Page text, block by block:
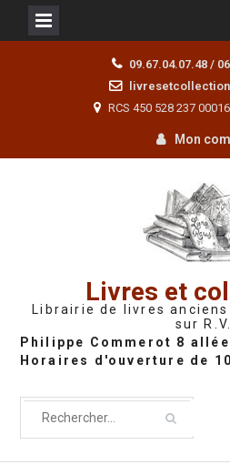
09.67.04.07.48 /
RCS 450 528 237
Mon
Livres et
Librairie de livres
sur R.V.